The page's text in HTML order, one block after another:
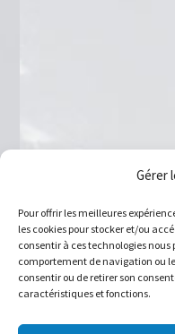
Gérer
Pour offrir les meilleures
les cookies pour stocker et/ou
consentir à ces technologies
comportement de navigation ou
consentir ou de retirer son
caractéristiques et fonctions.